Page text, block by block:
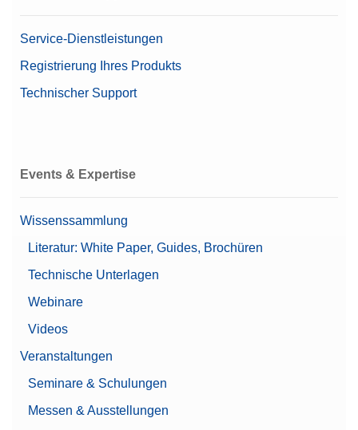
Service-Dienstleistungen
Registrierung Ihres Produkts
Technischer Support
Events & Expertise
Wissenssammlung
Literatur: White Paper, Guides, Brochüren
Technische Unterlagen
Webinare
Videos
Veranstaltungen
Seminare & Schulungen
Messen & Ausstellungen